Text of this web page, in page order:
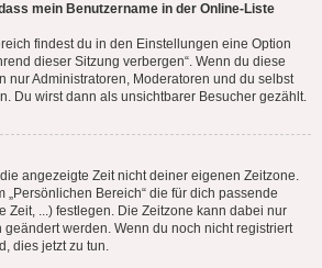
mein Benutzername in der Online-Liste
findest du in den Einstellungen eine Option
dieser Sitzung verbergen“. Wenn du diese
nur Administratoren, Moderatoren und du selbst
Du wirst dann als unsichtbarer Besucher gezählt.
angezeigte Zeit nicht deiner eigenen Zeitzone.
„Persönlichen Bereich“ die für dich passende
Zeit, ...) festlegen. Die Zeitzone kann dabei nur
werden. Wenn du noch nicht registriert
dies jetzt zu tun.